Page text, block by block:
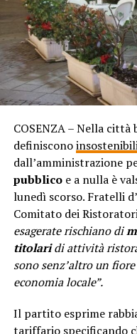
COSENZA – Nella
definiscono
dall’amministrazione
pubblicoe a nulla è
lunedì scorso. Fratelli
Comitato dei
esagerate rischiano di
titolaridi attività
sono senz’altro un
economia locale”.
Il partito esprime
tariffario specificando